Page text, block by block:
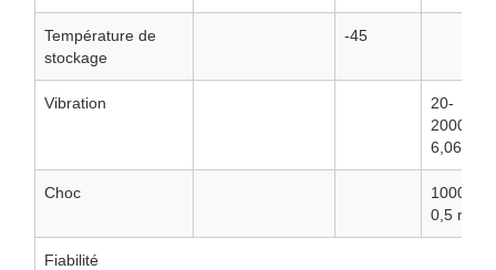
Température de
stockage
-45
Vibration
20-
2000 Hz,
6,06 g
Choc
1000 g,
0,5 ms
Fiabilité